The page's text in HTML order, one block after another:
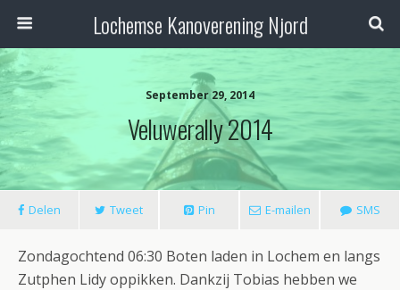
Lochemse Kanoverening Njord
September 29, 2014
Veluwerally 2014
Delen Tweet Pin E-mailen SMS
Zondagochtend 06:30 Boten laden in Lochem en langs
Zutphen Lidy oppikken. Dankzij Tobias hebben we